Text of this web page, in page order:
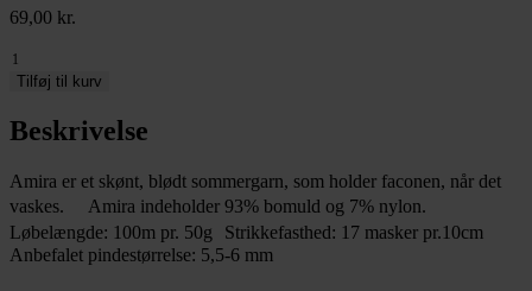
69,00 kr.
Amira
antal
Tilføj til kurv
Beskrivelse
Amira er et skønt, blødt sommergarn, som holder faconen, når det
vaskes. Amira indeholder 93% bomuld og 7% nylon.
Løbelængde: 100m pr. 50g Strikkefasthed: 17 masker pr.10cm
Anbefalet pindestørrelse: 5,5-6 mm